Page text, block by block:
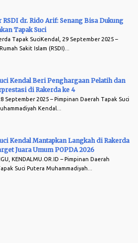
dr. Rido Arif: Senang Bisa Dukung
Tapak Suci
Tapak SuciKendal, 29 September 2025 –
Sakit Islam (RSDI)...
Kendal Beri Penghargaan Pelatih dan
di Rakerda ke 4
September 2025 – Pimpinan Daerah Tapak Suci
Kendal...
Kendal Mantapkan Langkah di Rakerda
Juara Umum POPDA 2026
KENDALMU.OR.ID – Pimpinan Daerah
Suci Putera Muhammadiyah...